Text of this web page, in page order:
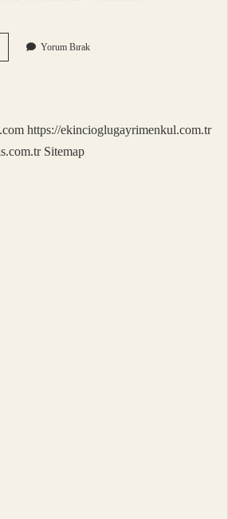
Yorum Bırak
https://ekincioglugayrimenkul.com.tr
Sitemap